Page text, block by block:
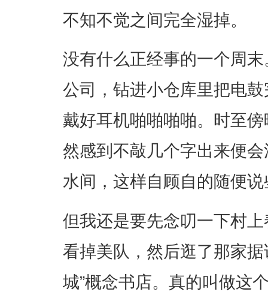
不知不觉之间完全湿掉。
没有什么正经事的一个周
公司，钻进小仓库里把电
戴好耳机啪啪啪啪。时至
然感到不敲几个字出来便
水间，这样自顾自的随便
但我还是要先念叨一下村
看掉美队，然后逛了那家
城”概念书店。真的叫做这